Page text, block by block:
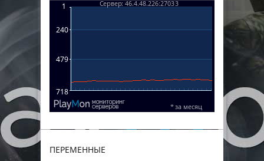
ПЕРЕМЕННЫЕ